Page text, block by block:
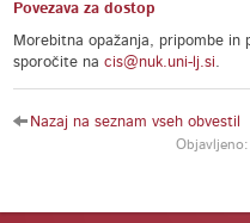
Povezava za dostop
Morebitna opažanja, pripombe in
sporočite nacis@nuk.uni-lj.si.
Nazaj na seznam vseh obvestil